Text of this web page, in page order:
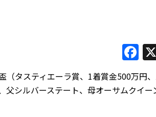
タスティエーラ賞、1着賞金500万円
シルバーステート、母オーサムクイー